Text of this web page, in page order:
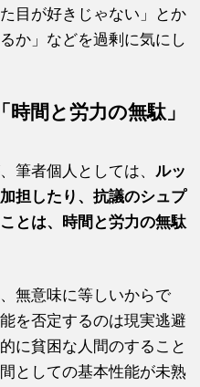
目が好きじゃない」とか
か」などを過剰に気にし
間と労力の無駄」
筆者個人としては、 ルッ
担したり、抗議のシュプ
とは、時間と労力の無駄
無意味に等しいからで
を否定するのは現実逃避
に貧困な人間のすること
としての基本性能が未熟